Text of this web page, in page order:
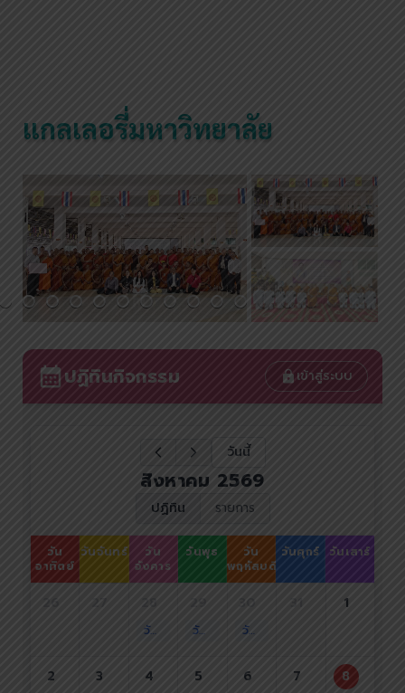
แกลเลอรี่มหาวิทยาลัย